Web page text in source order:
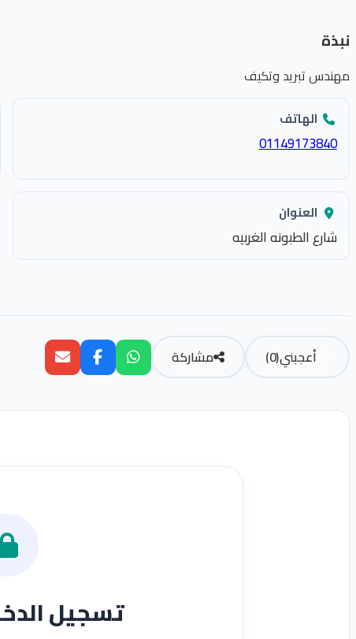
نبذة
مهندس تبريد وتكيف
الهاتف
01149173840
العنوان
شارع الطبونه الغربيه
أعجبني(
0
) مشاركة
تسجيل